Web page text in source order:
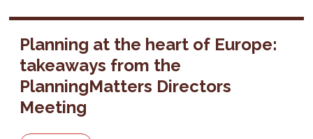
Planning at the heart of Europe:
takeaways from the
PlanningMatters Directors
Meeting